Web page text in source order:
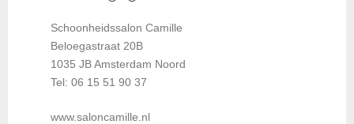
Schoonheidssalon Camille
Beloegastraat 20B
1035 JB Amsterdam Noord
Tel: 06 15 51 90 37
www.saloncamille.nl